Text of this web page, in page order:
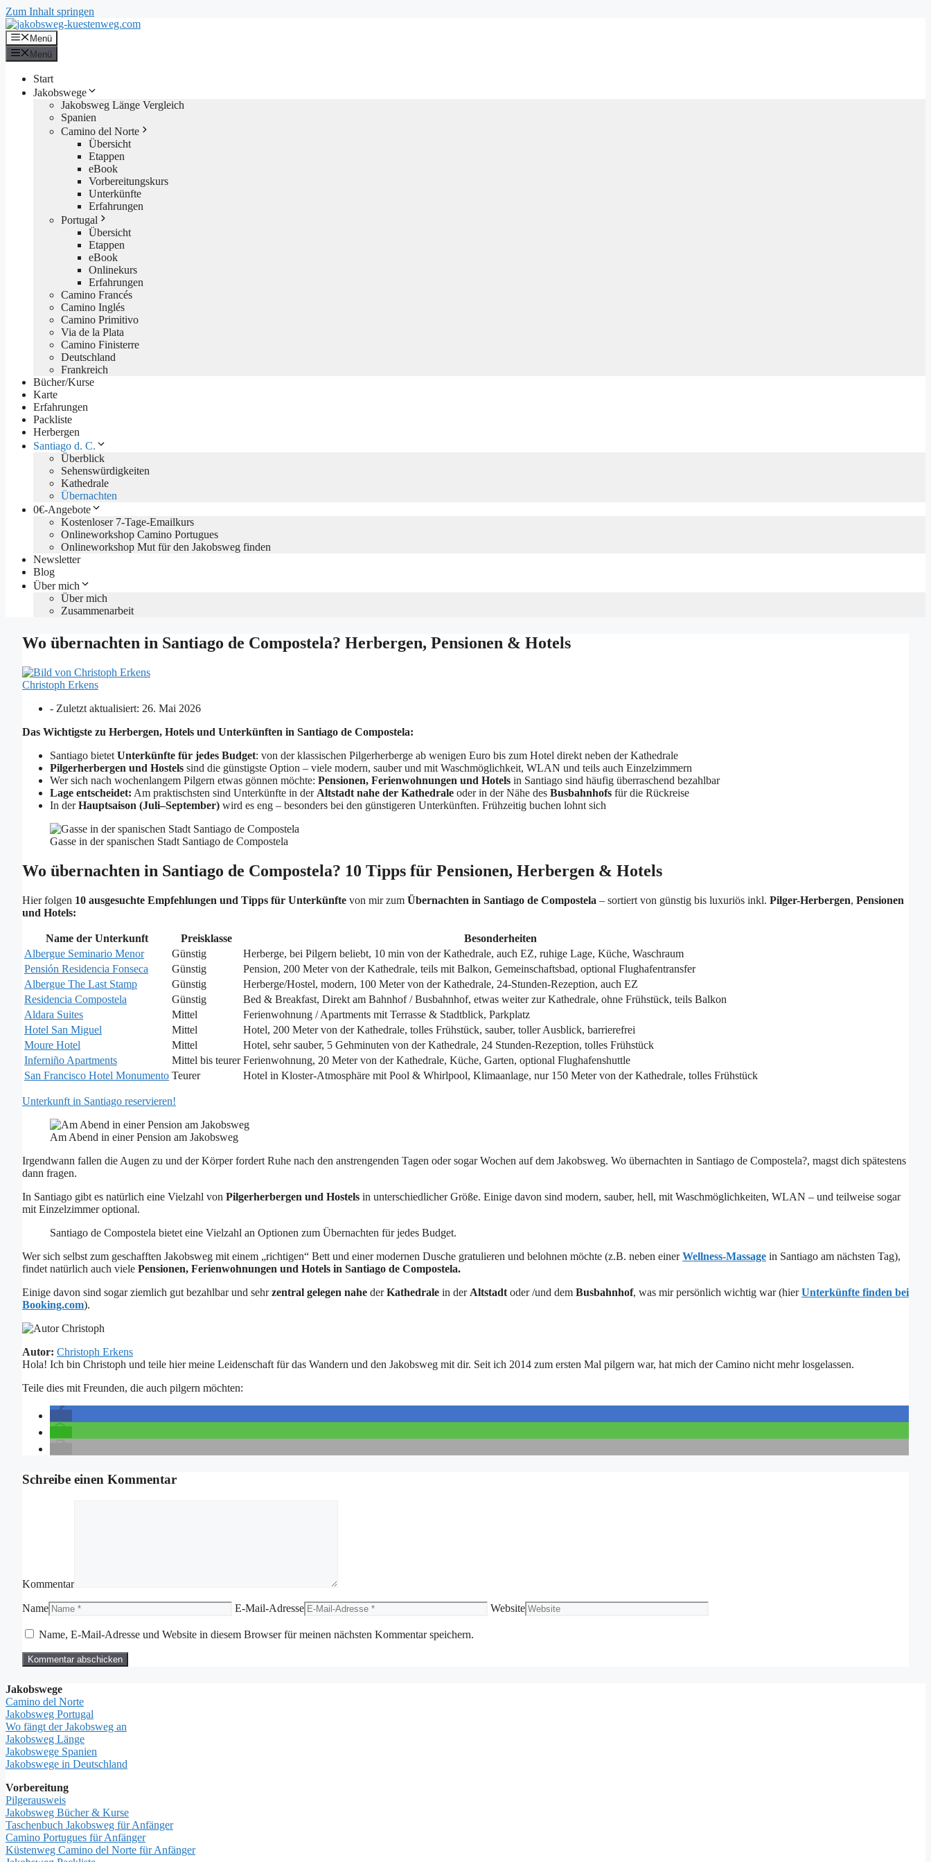
Zum Inhalt springen
Menü
Menü
Start
Jakobswege
Jakobsweg Länge Vergleich
Spanien
Camino del Norte
Übersicht
Etappen
eBook
Vorbereitungskurs
Unterkünfte
Erfahrungen
Portugal
Übersicht
Etappen
eBook
Onlinekurs
Erfahrungen
Camino Francés
Camino Inglés
Camino Primitivo
Via de la Plata
Camino Finisterre
Deutschland
Frankreich
Bücher/Kurse
Karte
Erfahrungen
Packliste
Herbergen
Santiago d. C.
Überblick
Sehenswürdigkeiten
Kathedrale
Übernachten
0€-Angebote
Kostenloser 7-Tage-Emailkurs
Onlineworkshop Camino Portugues
Onlineworkshop Mut für den Jakobsweg finden
Newsletter
Blog
Über mich
Über mich
Zusammenarbeit
Wo übernachten in Santiago de Compostela? Herbergen, Pensionen & Hotels
Christoph Erkens
- Zuletzt aktualisiert: 26. Mai 2026
Das Wichtigste zu Herbergen, Hotels und Unterkünften in Santiago de Compostela:
Santiago bietetUnterkünfte für jedes Budget: von der klassischen Pilgerherberge ab wenigen Euro bis zum Hotel direkt neben der Kathedrale
Pilgerherbergen und Hostels sind die günstigste Option – viele modern, sauber und mit Waschmöglichkeit, WLAN und teils auch Einzelzimmern
Wer sich nach wochenlangem Pilgern etwas gönnen möchte: Pensionen, Ferienwohnungen und Hotels in Santiago sind häufig überraschend bezahlbar
Lage entscheidet: Am praktischsten sind Unterkünfte in derAltstadt nahe der Kathedrale oder in der Nähe des Busbahnhofs für die Rückreise
In derHauptsaison (Juli–September) wird es eng – besonders bei den günstigeren Unterkünften. Frühzeitig buchen lohnt sich
Gasse in der spanischen Stadt Santiago de Compostela
Wo übernachten in Santiago de Compostela? 10 Tipps für Pensionen, Herbergen & Hotels
Hier folgen 10 ausgesuchte Empfehlungen und Tipps für Unterkünfte von mir zum Übernachten in Santiago de Compostela – sortiert von günstig bis luxuriös inkl. Pilger-Herbergen, Pensionen
und Hotels:
Name der Unterkunft Preisklasse
Besonderheiten
Albergue Seminario Menor
Günstig
Herberge, bei Pilgern beliebt, 10 min von der Kathedrale, auch EZ, ruhige Lage, Küche, Waschraum
Pensión Residencia Fonseca
Günstig
Pension, 200 Meter von der Kathedrale, teils mit Balkon, Gemeinschaftsbad, optional Flughafentransfer
Albergue The Last Stamp
Günstig
Herberge/Hostel, modern, 100 Meter von der Kathedrale, 24-Stunden-Rezeption, auch EZ
Residencia Compostela
Günstig
Bed & Breakfast, Direkt am Bahnhof / Busbahnhof, etwas weiter zur Kathedrale, ohne Frühstück, teils Balkon
Aldara Suites
Mittel
Ferienwohnung / Apartments mit Terrasse & Stadtblick, Parkplatz
Hotel San Miguel
Mittel
Hotel, 200 Meter von der Kathedrale, tolles Frühstück, sauber, toller Ausblick, barrierefrei
Moure Hotel
Mittel
Hotel, sehr sauber, 5 Gehminuten von der Kathedrale, 24 Stunden-Rezeption, tolles Frühstück
Inferniño Apartments
Mittel bis teurer Ferienwohnung, 20 Meter von der Kathedrale, Küche, Garten, optional Flughafenshuttle
San Francisco Hotel Monumento Teurer Hotel in Kloster-Atmosphäre mit Pool & Whirlpool, Klimaanlage, nur 150 Meter von der Kathedrale, tolles Frühstück
Unterkunft in Santiago reservieren!
Am Abend in einer Pension am Jakobsweg
Irgendwann fallen die Augen zu und der Körper fordert Ruhe nach den anstrengenden Tagen oder sogar Wochen auf dem Jakobsweg. Wo übernachten in Santiago de Compostela?, magst dich spätestens
dann fragen.
In Santiago gibt es natürlich eine Vielzahl von Pilgerherbergen und Hostels in unterschiedlicher Größe. Einige davon sind modern, sauber, hell, mit Waschmöglichkeiten, WLAN – und teilweise sogar
mit Einzelzimmer optional.
Santiago de Compostela bietet eine Vielzahl an Optionen zum Übernachten für jedes Budget.
Wer sich selbst zum geschafften Jakobsweg mit einem „richtigen“ Bett und einer modernen Dusche gratulieren und belohnen möchte (z.B. neben einerWellness-Massage in Santiago am nächsten Tag),
findet natürlich auch viele Pensionen, Ferienwohnungen und Hotels in Santiago de Compostela.
Einige davon sind sogar ziemlich gut bezahlbar und sehrzentral gelegen nahe derKathedrale in der Altstadt oder /und dem Busbahnhof, was mir persönlich wichtig war (hierUnterkünfte finden bei
Booking.com).
Autor: Christoph Erkens
Hola! Ich bin Christoph und teile hier meine Leidenschaft für das Wandern und den Jakobsweg mit dir. Seit ich 2014 zum ersten Mal pilgern war, hat mich der Camino nicht mehr losgelassen.
Teile dies mit Freunden, die auch pilgern möchten:
Schreibe einen Kommentar
Kommentar
Name E-Mail-Adresse Website
Name, E-Mail-Adresse und Website in diesem Browser für meinen nächsten Kommentar speichern.
Jakobswege
Camino del Norte
Jakobsweg Portugal
Wo fängt der Jakobsweg an
Jakobsweg Länge
Jakobswege Spanien
Jakobswege in Deutschland
Vorbereitung
Pilgerausweis
Jakobsweg Bücher & Kurse
Taschenbuch Jakobsweg für Anfänger
Camino Portugues für Anfänger
Küstenweg Camino del Norte für Anfänger